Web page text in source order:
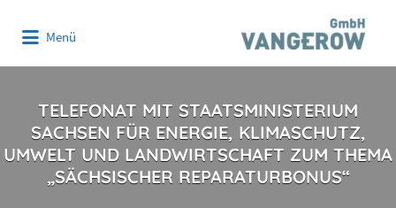
Menü
TELEFONAT MIT STAATSMINISTERIUM
SACHSEN FÜR ENERGIE, KLIMASCHUTZ,
UMWELT UND LANDWIRTSCHAFT ZUM THEMA
„SÄCHSISCHER REPARATURBONUS“